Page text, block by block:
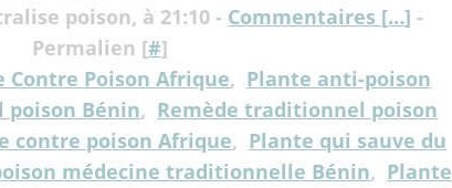
poison, à 21:10 - Commentaires […] -
Permalien [#]
Contre Poison Afrique, Plante anti-poison
Bénin, Remède traditionnel poison
contre poison Afrique, Plante qui sauve du
médecine traditionnelle Bénin, Plante